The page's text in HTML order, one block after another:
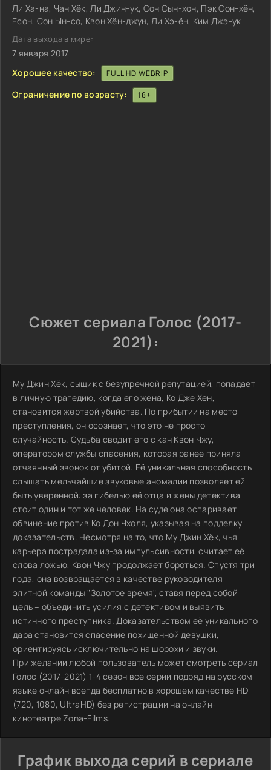
Ли Ха-на, Чан Хёк, Ли Джин-ук, Сон Сын-хон, Пэк Сон-хён,
Есон, Сон Ын-со, Квон Хён-джун, Ли Хэ-ён, Ким Джэ-ук
Дата выхода в мире:
7 января 2017
Хорошее качество:
FULL HD WEBRIP
Ограничение по возрасту: 18+
Сюжет сериала Голос (2017-
2021):
Му Джин Хёк, сыщик с безупречной репутацией, попадает
в личную трагедию, когда его жена, Ко Дже Хен,
становится жертвой убийства. По прибытии на место
преступления, он осознает, что это не просто
случайность. Судьба сводит его с кан Квон Чжу,
оператором службы спасения, которая ранее приняла
отчаянный звонок от убитой. Её уникальная способность
слышать мельчайшие звуковые аномалии позволяет ей
быть уверенной: за гибелью её отца и жены детектива
стоит один и тот же человек. На суде она оспаривает
обвинение против Ко Дон Чхоля, указывая на подделку
доказательств. Несмотря на то, что Му Джин Хёк, чья
карьера пострадала из-за импульсивности, считает её
слова ложью, Квон Чжу продолжает бороться. Спустя три
года, она возвращается в качестве руководителя
элитной команды "Золотое время", ставя перед собой
цель – объединить усилия с детективом и выявить
истинного преступника. Доказательством её уникального
дара становится спасение похищенной девушки,
ориентируясь исключительно на шорохи и звуки.
При желании любой пользователь может смотреть сериал
Голос (2017-2021) 1-4 сезон все серии подряд на русском
языке онлайн всегда бесплатно в хорошем качестве HD
(720, 1080, UltraHD) без регистрации на онлайн-
кинотеатре Zona-Films.
График выхода серий в сериале